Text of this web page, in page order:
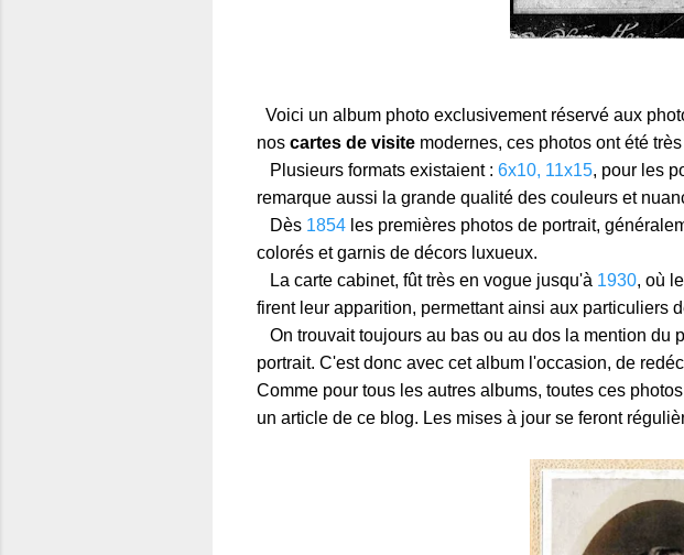
Voici un album photo exclusivement réservé aux
nos cartes de visite modernes, ces photos ont été
Plusieurs formats existaient : 6x10, 11x15, pour les
remarque aussi la grande qualité des couleurs et
Dès 1854 les premières photos de portrait,
colorés et garnis de décors luxueux.
La carte cabinet, fût très en vogue jusqu'à 1930, où
firent leur apparition, permettant ainsi aux particuliers
On trouvait toujours au bas ou au dos la mention du
portrait. C'est donc avec cet album l'occasion, de
Comme pour tous les autres albums, toutes ces
un article de ce blog. Les mises à jour se feront